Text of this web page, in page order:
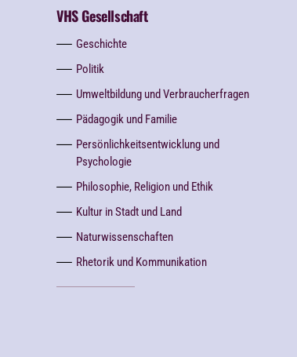
VHS Gesellschaft
Geschichte
Politik
Umweltbildung und Verbraucherfragen
Pädagogik und Familie
Persönlichkeitsentwicklung und
Psychologie
Philosophie, Religion und Ethik
Kultur in Stadt und Land
Naturwissenschaften
Rhetorik und Kommunikation